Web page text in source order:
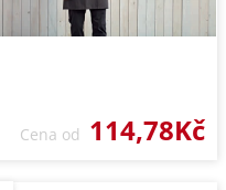
Cena od 114,78Kč